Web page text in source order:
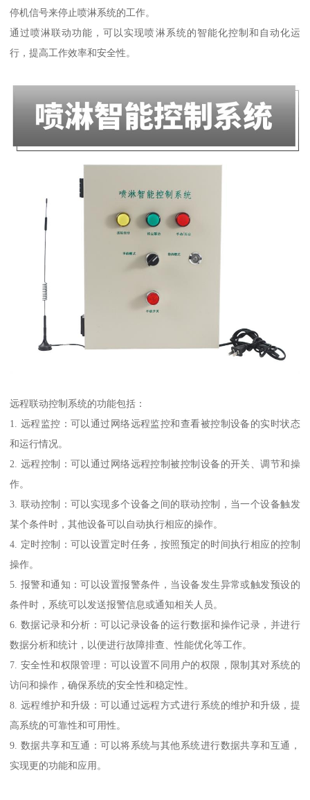
停机信号来停止喷淋系统的工作。
通过喷淋联动功能，可以实现喷淋系统的智能化控制和自动化运
行，提高工作效率和安全性。
远程联动控制系统的功能包括：
1. 远程监控：可以通过网络远程监控和查看被控制设备的实时状态
和运行情况。
2. 远程控制：可以通过网络远程控制被控制设备的开关、调节和操
作。
3. 联动控制：可以实现多个设备之间的联动控制，当一个设备触发
某个条件时，其他设备可以自动执行相应的操作。
4. 定时控制：可以设置定时任务，按照预定的时间执行相应的控制
操作。
5. 报警和通知：可以设置报警条件，当设备发生异常或触发预设的
条件时，系统可以发送报警信息或通知相关人员。
6. 数据记录和分析：可以记录设备的运行数据和操作记录，并进行
数据分析和统计，以便进行故障排查、性能优化等工作。
7. 安全性和权限管理：可以设置不同用户的权限，限制其对系统的
访问和操作，确保系统的安全性和稳定性。
8. 远程维护和升级：可以通过远程方式进行系统的维护和升级，提
高系统的可靠性和可用性。
9. 数据共享和互通：可以将系统与其他系统进行数据共享和互通，
实现更的功能和应用。